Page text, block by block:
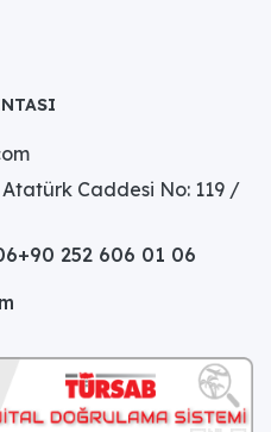
Caddesi No: 119 /
+90 252 606 01 06